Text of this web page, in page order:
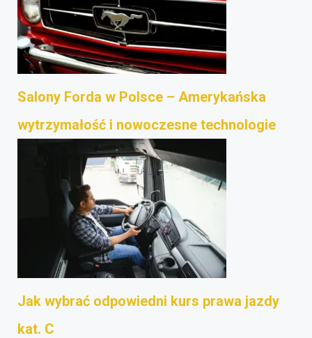
Salony Forda w Polsce – Amerykańska
wytrzymałość i nowoczesne technologie
Jak wybrać odpowiedni kurs prawa jazdy
kat. C